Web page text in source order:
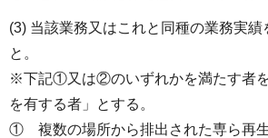
(3) 当該業務又はこれと同種の業務実績
と。
※下記①又は②のいずれかを満たす者
を有する者」とする。
① 複数の場所から排出された専ら再